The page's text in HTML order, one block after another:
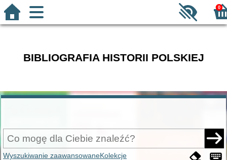
0
BIBLIOGRAFIA HISTORII POLSKIEJ
Wyszukiwanie zaawansowaneKolekcje